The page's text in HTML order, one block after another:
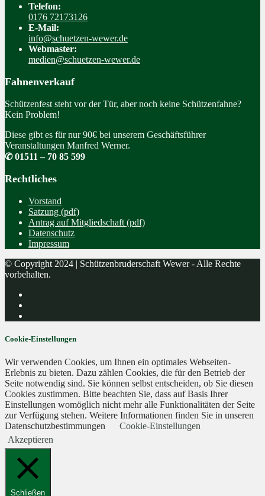
Telefon:
0176 72173126
E-Mail:
info@schuetzen-wewer.de
Webmaster:
medien@schuetzen-wewer.de
Fahnenverkauf
Schützenfest steht vor der Tür, aber noch keine Schützenfahne?
Kein Problem!
Diese gibt es für nur 90€ bei unserem Geschäftsführer
Veranstaltungen Manfred Werner.
✆ 01511 – 70 85 599
Rechtliches
Vorstand
Satzung (pdf)
Antrag auf Mitgliedschaft (pdf)
Datenschutz
Impressum
© Copyright 2024 | Schützenbruderschaft Wewer - Alle Rechte
vorbehalten.
Cookie-Einstellungen
Wir verwenden Cookies, um Ihnen ein optimales Webseiten-
Erlebnis zu bieten. Dazu zählen Cookies, die für den Betrieb der
Seite notwendig sind. Sie können selbst entscheiden, ob Sie diesen
Cookies zustimmen. Bitte beachten Sie, dass auf Basis Ihrer
Einstellungen womöglich nicht mehr alle Funktionalitäten der Seite
zur Verfügung stehen. Weitere Informationen finden Sie in unseren
Datenschutzbestimmungen
Cookie-Einstellungen
Akzeptieren
Schließen